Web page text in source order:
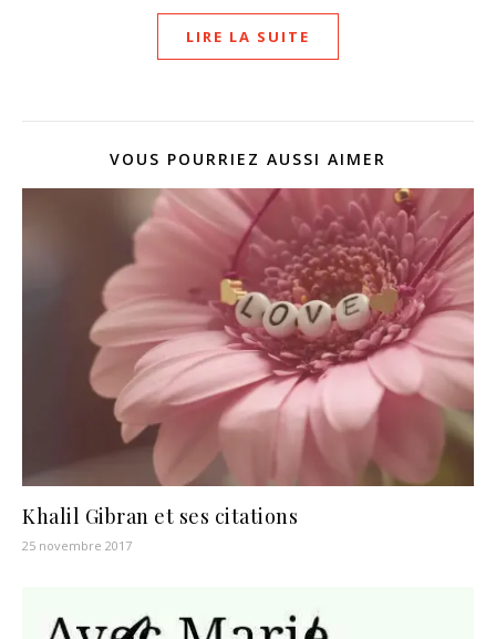
LIRE LA SUITE
VOUS POURRIEZ AUSSI AIMER
Khalil Gibran et ses citations
25 novembre 2017